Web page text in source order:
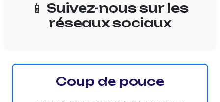
📱 Suivez-nous sur les
réseaux sociaux
Coup de pouce